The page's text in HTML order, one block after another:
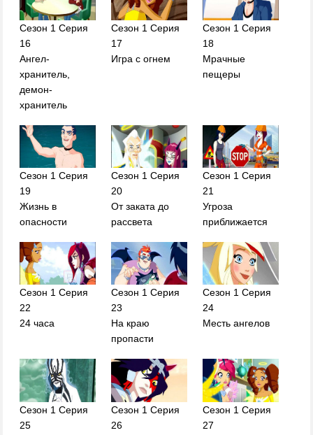
Сезон 1 Серия
16
Ангел-
хранитель,
демон-
хранитель
Сезон 1 Серия
17
Игра с огнем
Сезон 1 Серия
18
Мрачные
пещеры
Сезон 1 Серия
19
Жизнь в
опасности
Сезон 1 Серия
20
От заката до
рассвета
Сезон 1 Серия
21
Угроза
приближается
Сезон 1 Серия
22
24 часа
Сезон 1 Серия
23
На краю
пропасти
Сезон 1 Серия
24
Месть ангелов
Сезон 1 Серия
25
Сезон 1 Серия
26
Сезон 1 Серия
27